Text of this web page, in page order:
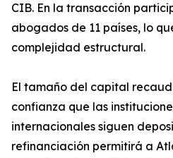
CIB. En la transacción
abogados de 11 países, lo
complejidad estructural.
El tamaño del capital
confianza que las
internacionales siguen
refinanciación permitirá a